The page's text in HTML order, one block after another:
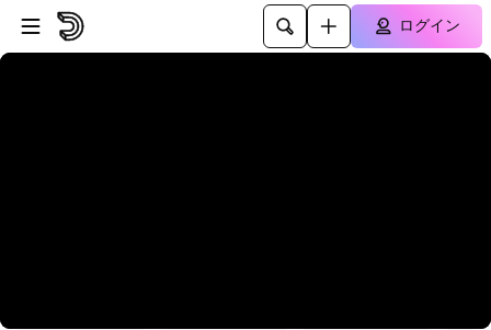
プレイヤーにスキップ
メインコンテンツにスキップ
ログイン